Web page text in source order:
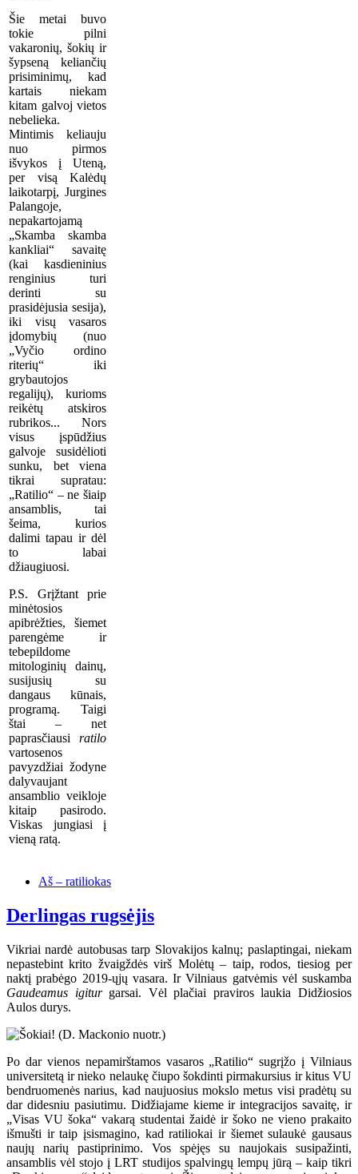
Šie metai buvo
tokie pilni
vakaronių, šokių ir
šypseną keliančių
prisiminimų, kad
kartais niekam
kitam galvoj vietos
nebelieka.
Mintimis keliauju
nuo pirmos
išvykos į Uteną,
per visą Kalėdų
laikotarpį, Jurgines
Palangoje,
nepakartojamą
„Skamba skamba
kankliai“ savaitę
(kai kasdieninius
renginius turi
derinti su
prasidėjusia sesija),
iki visų vasaros
įdomybių (nuo
„Vyčio ordino
riterių“ iki
grybautojos
regalijų), kurioms
reikėtų atskiros
rubrikos... Nors
visus įspūdžius
galvoje susidėlioti
sunku, bet viena
tikrai supratau:
„Ratilio“ – ne šiaip
ansamblis, tai
šeima, kurios
dalimi tapau ir dėl
to labai
džiaugiuosi.
P.S. Grįžtant prie
minėtosios
apibrėžties, šiemet
parengėme ir
tebepildome
mitologinių dainų,
susijusių su
dangaus kūnais,
programą. Taigi
štai – net
paprasčiausi ratilo
vartosenos
pavyzdžiai žodyne
dalyvaujant
ansamblio veikloje
kitaip pasirodo.
Viskas jungiasi į
vieną ratą.
Aš – ratiliokas
Derlingas rugsėjis
Vikriai nardė autobusas tarp Slovakijos kalnų; paslaptingai, niekam
nepastebint krito žvaigždės virš Molėtų – taip, rodos, tiesiog per
naktį prabėgo 2019-ųjų vasara. Ir Vilniaus gatvėmis vėl suskamba
Gaudeamus igiturgarsai. Vėl plačiai praviros laukia Didžiosios
Aulos durys.
Po dar vienos nepamirštamos vasaros „Ratilio“ sugrįžo į Vilniaus
universitetą ir nieko nelaukę čiupo šokdinti pirmakursius ir kitus VU
bendruomenės narius, kad naujuosius mokslo metus visi pradėtų su
dar didesniu pasiutimu. Didžiajame kieme ir integracijos savaitę, ir
„Visas VU šoka“ vakarą studentai žaidė ir šoko ne vieno prakaito
išmušti ir taip įsismagino, kad ratiliokai ir šiemet sulaukė gausaus
naujų narių pastiprinimo. Vos spėjęs su naujokais susipažinti,
ansamblis vėl stojo į LRT studijos spalvingų lempų jūrą – kaip tikri